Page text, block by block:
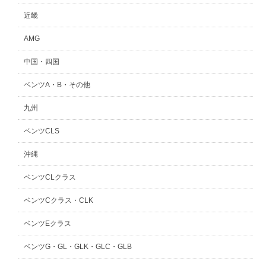
近畿
AMG
中国・四国
ベンツA・B・その他
九州
ベンツCLS
沖縄
ベンツCLクラス
ベンツCクラス・CLK
ベンツEクラス
ベンツG・GL・GLK・GLC・GLB